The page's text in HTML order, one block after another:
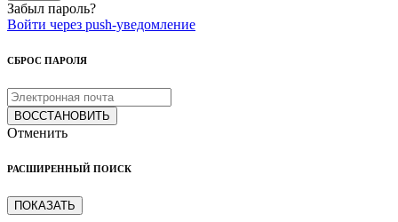
Забыл пароль?
Войти через push-уведомление
СБРОС ПАРОЛЯ
ВОССТАНОВИТЬ
Отменить
РАСШИРЕННЫЙ ПОИСК
ПОКАЗАТЬ